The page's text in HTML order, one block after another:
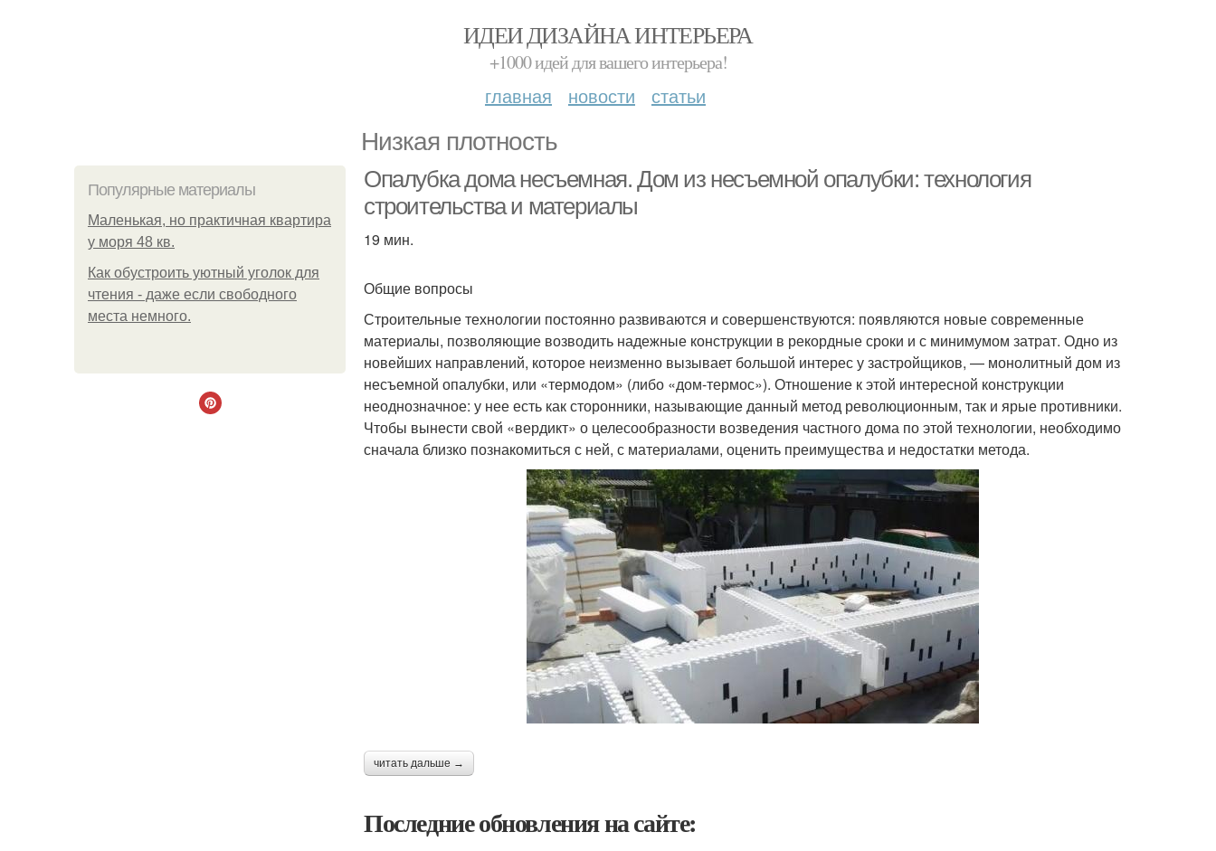
ИДЕИ ДИЗАЙНА ИНТЕРЬЕРА
+1000 идей для вашего интерьера!
главная новости статьи
Низкая плотность
Популярные материалы
Маленькая, но практичная квартира
у моря 48 кв.
Как обустроить уютный уголок для
чтения - даже если свободного
места немного.
Опалубка дома несъемная. Дом из несъемной опалубки: технология
строительства и материалы
19 мин.
Общие вопросы
Строительные технологии постоянно развиваются и совершенствуются: появляются новые современные
материалы, позволяющие возводить надежные конструкции в рекордные сроки и с минимумом затрат. Одно из
новейших направлений, которое неизменно вызывает большой интерес у застройщиков, — монолитный дом из
несъемной опалубки, или «термодом» (либо «дом-термос»). Отношение к этой интересной конструкции
неоднозначное: у нее есть как сторонники, называющие данный метод революционным, так и ярые противники.
Чтобы вынести свой «вердикт» о целесообразности возведения частного дома по этой технологии, необходимо
сначала близко познакомиться с ней, с материалами, оценить преимущества и недостатки метода.
читать дальше →
Последние обновления на сайте: